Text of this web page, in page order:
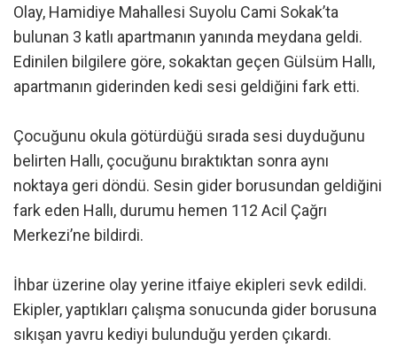
Olay, Hamidiye Mahallesi Suyolu Cami Sokak’ta
bulunan 3 katlı apartmanın yanında meydana geldi.
Edinilen bilgilere göre, sokaktan geçen Gülsüm Hallı,
apartmanın giderinden kedi sesi geldiğini fark etti.
Çocuğunu okula götürdüğü sırada sesi duyduğunu
belirten Hallı, çocuğunu bıraktıktan sonra aynı
noktaya geri döndü. Sesin gider borusundan geldiğini
fark eden Hallı, durumu hemen 112 Acil Çağrı
Merkezi’ne bildirdi.
İhbar üzerine olay yerine itfaiye ekipleri sevk edildi.
Ekipler, yaptıkları çalışma sonucunda gider borusuna
sıkışan yavru kediyi bulunduğu yerden çıkardı.